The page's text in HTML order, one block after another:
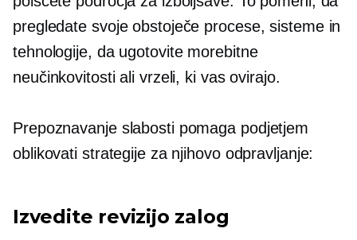
pregledate svoje obstoječe procese, sisteme in
tehnologije, da ugotovite morebitne
neučinkovitosti ali vrzeli, ki vas ovirajo.
Prepoznavanje slabosti pomaga podjetjem
oblikovati strategije za njihovo odpravljanje:
Izvedite revizijo zalog